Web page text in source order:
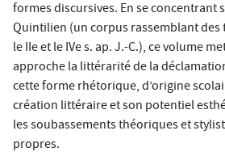
formes discursives. En se concentrant
Quintilien (un corpus rassemblant des
le IIe et le IVe s. ap. J.-C.), ce volume
approche la littérarité de la
cette forme rhétorique, d’origine
création littéraire et son potentiel
les soubassements théoriques et
propres.